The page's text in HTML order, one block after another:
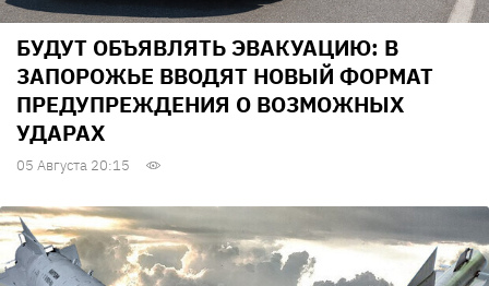
БУДУТ ОБЪЯВЛЯТЬ ЭВАКУАЦИЮ: В
ЗАПОРОЖЬЕ ВВОДЯТ НОВЫЙ ФОРМАТ
ПРЕДУПРЕЖДЕНИЯ О ВОЗМОЖНЫХ
УДАРАХ
05 Августа 20:15